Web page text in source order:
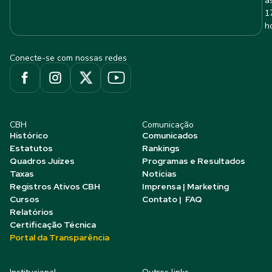
Conecte-se com nossas redes
CBH
Histórico
Estatutos
Quadros Juízes
Taxas
Registros Ativos CBH
Cursos
Relatórios
Certificação Técnica
Portal da Transparência
Comunicação
Comunicados
Rankings
Programas e Resultados
Notícias
Imprensa | Marketing
Contato | FAQ